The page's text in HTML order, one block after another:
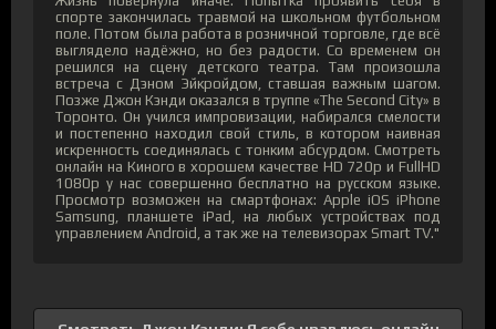
спорте закончилась травмой на школьном футбольном
поле. Потом была работа в розничной торговле, где всё
выглядело надёжно, но без радости. Со временем он
решился на сцену детского театра. Там произошла
встреча с Дэном Эйкройдом, ставшая важным шагом.
Позже Джон Кэнди оказался в труппе «The Second City» в
Торонто. Он учился импровизации, набирался смелости
и постепенно находил свой стиль, в котором наивная
искренность соединялась с тонким абсурдом. Смотреть
онлайн на Киного в хорошем качестве HD 720p и FullHD
1080p у нас совершенно бесплатно на русском языке.
Просмотр возможен на смартфонах: Apple iOS iPhone
Samsung, планшете iPad, на любых устройствах под
управлением Android, а так же на телевизорах Smart TV."